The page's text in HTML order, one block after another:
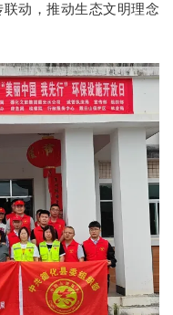
动，推动生态文明理念